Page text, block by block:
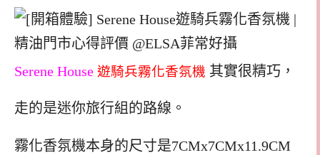
Serene House 遊騎兵霧化香氛機 其實很精巧，
走的是迷你旅行組的路線。
霧化香氛機本身的尺寸是7CMx7CMx11.9CM